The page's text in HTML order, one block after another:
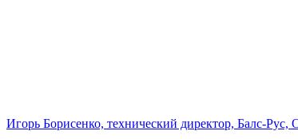
Игорь Борисенко, технический директор, Балс-